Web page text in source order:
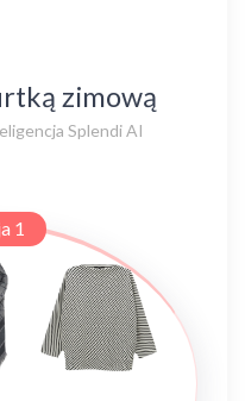
zimową
Splendi AI
1